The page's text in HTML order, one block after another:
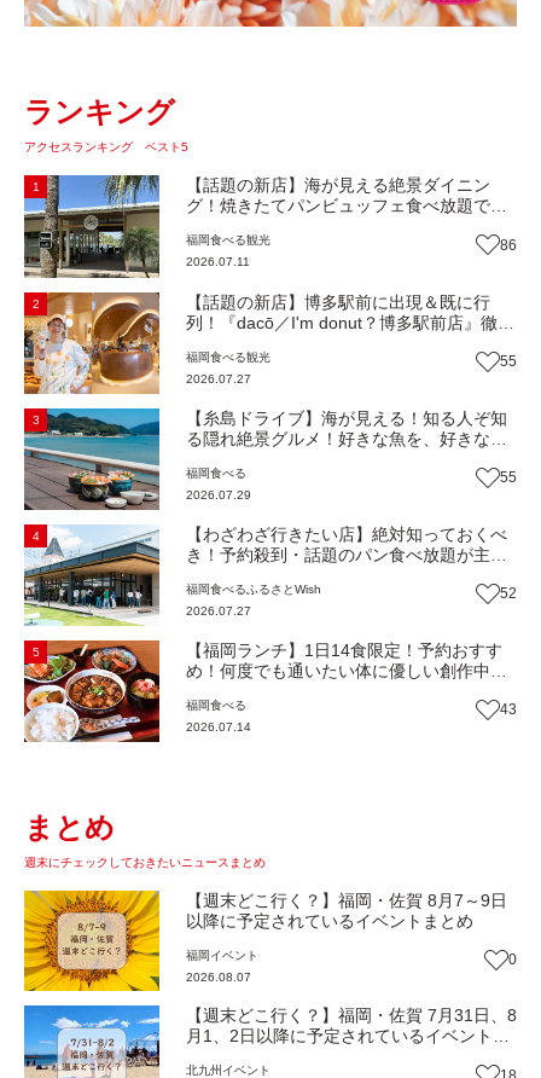
ランキング
アクセスランキング ベスト5
1
【話題の新店】海が見える絶景ダイニン
グ！焼きたてパンビュッフェ食べ放題で大
Beach Cafe』（福岡・糸島市）【まち歩
き】
福岡食べる観光
2026.07.11
86
2
【話題の新店】博多駅前に出現＆既に行
列！『dacō／I'm donut？博多駅前店』徹底
しみ方＆イチオシメニューも紹介！（福岡
市博多区）【まち歩き】
福岡食べる観光
2026.07.27
55
3
【糸島ドライブ】海が見える！知る人ぞ知
る隠れ絶景グルメ！好きな魚を、好きなだ
堂』（福岡市西区）【まち歩き】
福岡食べる
2026.07.29
55
4
【わざわざ行きたい店】絶対知っておくべ
き！予約殺到・話題のパン食べ放題が主
『bound garden』（福岡・新宮町）【まち
歩き】
福岡食べる ふるさとWish
2026.07.27
52
5
【福岡ランチ】1日14食限定！予約おすす
め！何度でも通いたい体に優しい創作中華
【まち歩き】
福岡食べる
2026.07.14
43
まとめ
週末にチェックしておきたいニュースまとめ
【週末どこ行く？】福岡・佐賀 8月7～9日
以降に予定されているイベントまとめ
福岡 イベント
2026.08.07
0
【週末どこ行く？】福岡・佐賀 7月31日、8
月1、2日以降に予定されているイベントま
北九州 イベント